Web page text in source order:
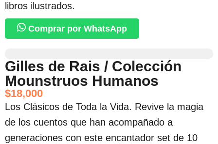
libros ilustrados.
Comprar por WhatsApp
Gilles de Rais / Colección
Mounstruos Humanos
$18,000
Los Clásicos de Toda la Vida. Revive la magia
de los cuentos que han acompañado a
generaciones con este encantador set de 10